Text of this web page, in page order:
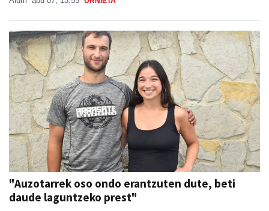
"Auzotarrek oso ondo erantzuten dute, beti
daude laguntzeko prest"